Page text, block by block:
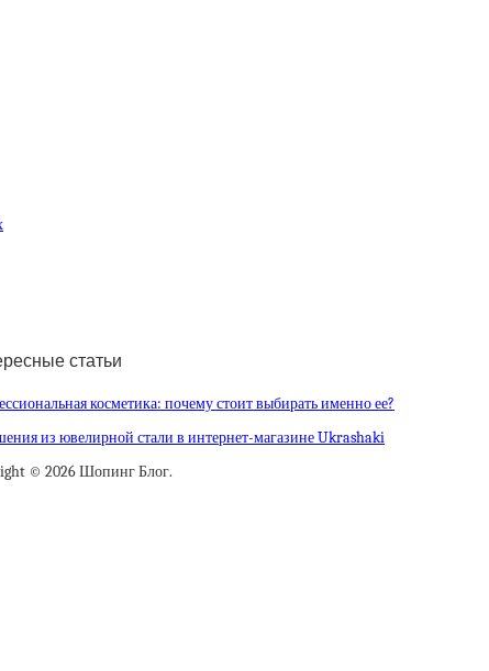
статьи
косметика: почему стоит выбирать именно ее?
из ювелирной стали в интернет-магазине Ukrashaki
© 2026 Шопинг Блог.